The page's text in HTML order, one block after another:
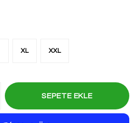
XL XXL
SEPETE EKLE